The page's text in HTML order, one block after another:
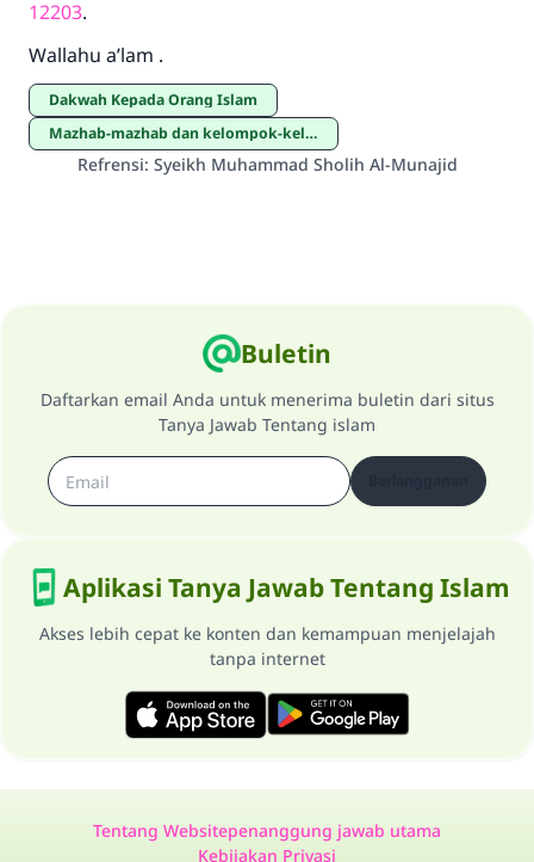
12203.
Wallahu a’lam .
Dakwah Kepada Orang Islam
mazhab-mazhab dan kelompok-kelompok
Refrensi: Syeikh Muhammad Sholih Al-Munajid
Buletin
Daftarkan email Anda untuk menerima buletin dari situs
Tanya Jawab Tentang islam
Aplikasi Tanya Jawab Tentang Islam
Akses lebih cepat ke konten dan kemampuan menjelajah
tanpa internet
Tentang Websitepenanggung jawab utama
Kebijakan Privasi